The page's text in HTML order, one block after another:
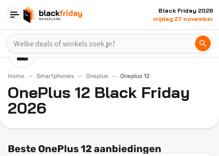
Black Friday 2026
vrijdag 27 november
Home Smartphones Oneplus Oneplus 12
OnePlus 12 Black Friday
2026
Beste OnePlus 12 aanbiedingen